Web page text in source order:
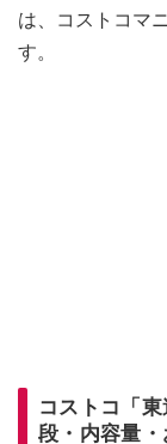
は、コストコマ
す。
コストコ「
段・内容量・